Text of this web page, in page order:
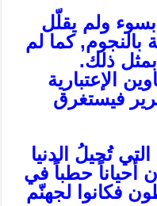
بسوء ولم يقلّل
كما لم
ذلك.
الإعتبارية
فيستغرق
تُحيلُ الدنيا
أحياناً حطباً في
فكانوا لجهنّم